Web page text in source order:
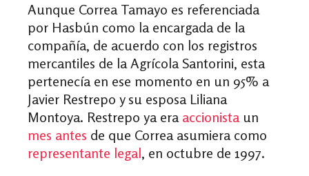
Aunque Correa Tamayo es referenciada
por Hasbún como la encargada de la
compañía, de acuerdo con los registros
mercantiles de la Agrícola Santorini, esta
pertenecía en ese momento en un 95% a
Javier Restrepo y su esposa Liliana
Montoya. Restrepo ya era accionistaun
mes antes de que Correa asumiera como
representante legal, en octubre de 1997.